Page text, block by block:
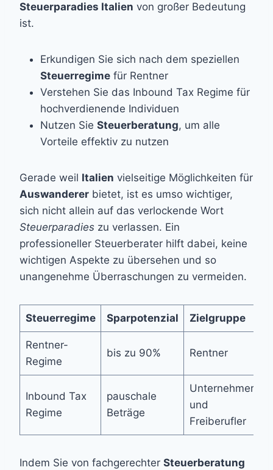
Steuerparadies Italien von großer Bedeutung
ist.
Erkundigen Sie sich nach dem speziellen
Steuerregime für Rentner
Verstehen Sie das Inbound Tax Regime für
hochverdienende Individuen
Nutzen Sie Steuerberatung, um alle
Vorteile effektiv zu nutzen
Gerade weil Italien vielseitige Möglichkeiten für
Auswanderer bietet, ist es umso wichtiger,
sich nicht allein auf das verlockende Wort
Steuerparadies zu verlassen. Ein
professioneller Steuerberater hilft dabei, keine
wichtigen Aspekte zu übersehen und so
unangenehme Überraschungen zu vermeiden.
Steuerregime Sparpotenzial Zielgruppe
Rentner-
Regime
bis zu 90% Rentner
Inbound Tax
Regime
pauschale
Beträge
Unternehmer
und
Freiberufler
Indem Sie von fachgerechter Steuerberatung